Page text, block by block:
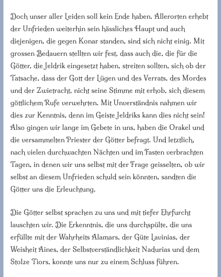
Doch unser aller Leiden soll kein Ende haben. Allerorten erhebt
der Unfrieden weiterhin sein hässliches Haupt und auch
diejenigen, die gegen Konar standen, sind sich nicht einig. Mit
grossen Bedauern stellten wir fest, dass auch die, die für die
Götter, die Jeldrik eingesetzt haben, streiten sollten, sich ob der
Tatsache, dass der Gott der Lügen und des Verrats, des Mordes
und der Zwietracht, nicht seine Stimme mit erhob, sich diesem
göttlichem Rufe verwehrten. Mit Unverständnis nahmen wir
dies zur Kenntnis, denn im Geiste Jeldriks kann dies nicht sein!
Also gingen wir lange im Gebete in uns, haben die Orakel und
die versammelten Priester der Götter befragt. Und letztlich,
nach vielen durchwachten Nächten und im Fasten verbrachten
Tagen, in denen wir uns selbst mit der Frage geisselten, ob wir
selbst an diesem Unfrieden schuld sein könnten, sandten die
Götter uns die Erleuchtung.
Die Götter selbst sprachen zu uns und mit tiefer Ehrfurcht
lauschten wir. Die Erkenntnis, die uns durchspülte, die uns
erfüllte mit der Wahrheits Alamars, der Güte Lavinias, der
Weisheit Aines, der Selbstverständlichkeit Nadurias und dem
Stolze Tiors, konnte uns nur zu einem Schluss führen.